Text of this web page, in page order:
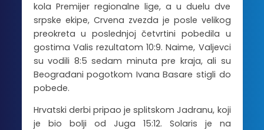
kola Premijer regionalne lige, a u duelu dve
srpske ekipe, Crvena zvezda je posle velikog
preokreta u poslednjoj četvrtini pobedila u
gostima Valis rezultatom 10:9. Naime, Valjevci
su vodili 8:5 sedam minuta pre kraja, ali su
Beograđani pogotkom Ivana Basare stigli do
pobede.
Hrvatski derbi pripao je splitskom Jadranu, koji
je bio bolji od Juga 15:12. Solaris je na